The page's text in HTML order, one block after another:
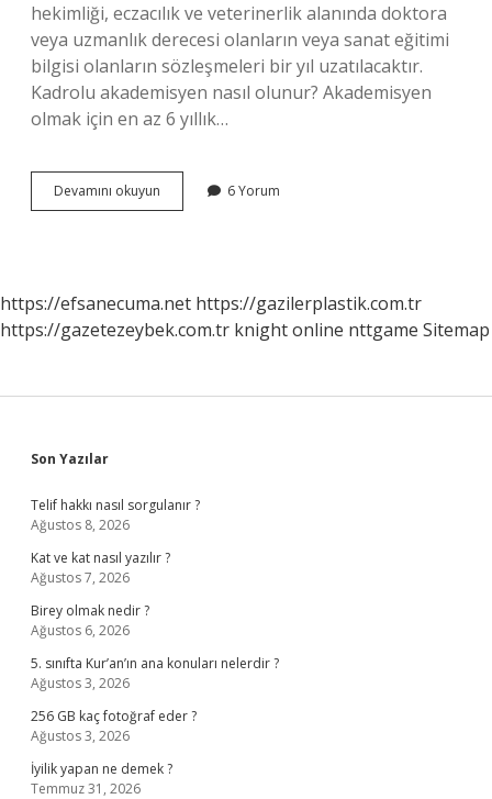
hekimliği, eczacılık ve veterinerlik alanında doktora
veya uzmanlık derecesi olanların veya sanat eğitimi
bilgisi olanların sözleşmeleri bir yıl uzatılacaktır.
Kadrolu akademisyen nasıl olunur? Akademisyen
olmak için en az 6 yıllık…
Devamını okuyun Akademisyen
Kadrolu
6 Yorum
https://efsanecuma.net https://gazilerplastik.com.tr
https://gazetezeybek.com.tr knight online nttgame Sitemap
Sidebar
Son Yazılar
Telif hakkı nasıl sorgulanır ?
Ağustos 8, 2026
Kat ve kat nasıl yazılır ?
Ağustos 7, 2026
Birey olmak nedir ?
Ağustos 6, 2026
5. sınıfta Kur’an’ın ana konuları nelerdir ?
Ağustos 3, 2026
256 GB kaç fotoğraf eder ?
Ağustos 3, 2026
İyilik yapan ne demek ?
Temmuz 31, 2026